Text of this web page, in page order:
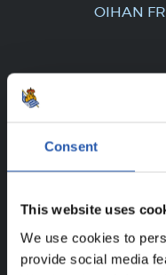
Consent
This website uses
We use cookies to
provide social media
OIHAN
Ce contenu est
contenu